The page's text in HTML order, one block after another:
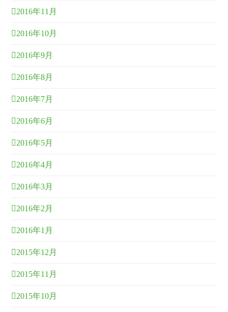
2016年11月
2016年10月
2016年9月
2016年8月
2016年7月
2016年6月
2016年5月
2016年4月
2016年3月
2016年2月
2016年1月
2015年12月
2015年11月
2015年10月